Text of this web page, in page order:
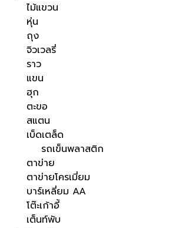
ไม้แขวน
หุ่น
ถุง
จิวเวลรี่
ราว
แขน
ฮุก
ตะขอ
สแตน
เบ็ดเตล็ด
รถเข็นพลาสติก
ตาข่าย
ตาข่ายโครเมี่ยม
บาร์เหลี่ยม AA
โต๊ะเก้าอี้
เต็นท์พับ